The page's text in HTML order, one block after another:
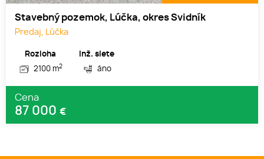
Stavebný pozemok, Lúčka, okres Svidník
Predaj, Lúčka
Rozloha
2100 m2
Inž. siete
áno
Cena
87 000 €